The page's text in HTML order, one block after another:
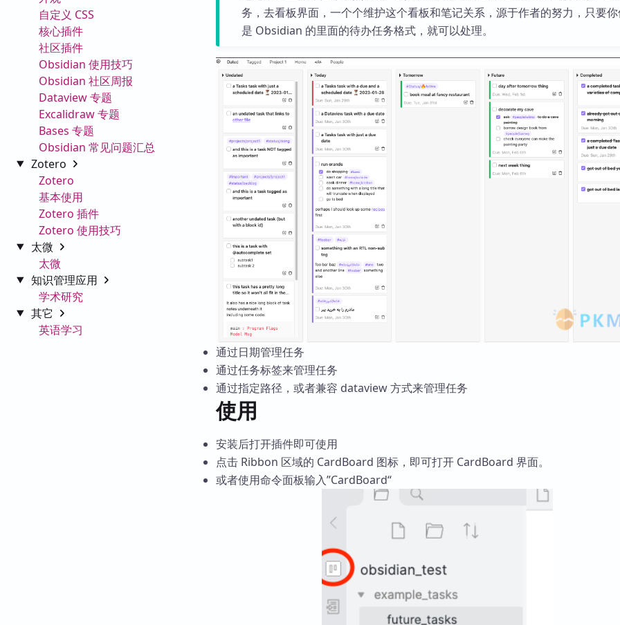
自定义 CSS
核心插件
社区插件
Obsidian 使用技巧
Obsidian 社区周报
Dataview 专题
Excalidraw 专题
Bases 专题
Obsidian 常见问题汇总
Zotero
Zotero
基本使用
Zotero 插件
Zotero 使用技巧
太微
太微
知识管理应用
学术研究
其它
英语学习
务，去看板界面，一个个维护这个看板和笔记关系，源于作者的努力，只要
是 Obsidian 的里面的待办任务格式，就可以处理。
通过日期管理任务
通过任务标签来管理任务
通过指定路径，或者兼容 dataview 方式来管理任务
使用
安装后打开插件即可使用
点击 Ribbon 区域的 CardBoard 图标，即可打开 CardBoard 界面。
或者使用命令面板输入”CardBoard“